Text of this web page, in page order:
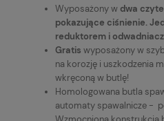
Wyposażony w dwa
pokazujące ciśnienie.
reduktorem i
Gratis wyposażony w
na korozję i uszkodzenia
wkręconą w butlę!
Homologowana butla
automaty spawalnicze -